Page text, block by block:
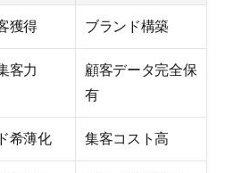
獲得 ブランド構築
客力
顧客データ完全保
有
希薄化 集客コスト高